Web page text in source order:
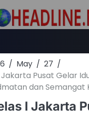
May
27
Pusat Gelar
dan Semangat
I Jakarta